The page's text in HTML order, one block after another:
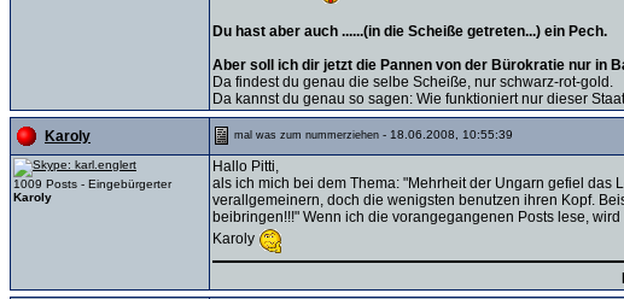
Du hast aber auch ......(in die Scheiße getreten...) ein Pech.
Aber soll ich dir jetzt die Pannen von der Bürokratie nur in
Da findest du genau die selbe Scheiße, nur schwarz-rot-gold.
Da kannst du genau so sagen: Wie funktioniert nur dieser
Karoly mal was zum nummerziehen - 18.06.2008, 10:55:39
1009 Posts - Eingebürgerter
Karoly
Hallo Pitti,
als ich mich bei dem Thema: "Mehrheit der Ungarn gefiel das
verallgemeinern, doch die wenigsten benutzen ihren Kopf.
beibringen!!!" Wenn ich die vorangegangenen Posts lese,
Karoly